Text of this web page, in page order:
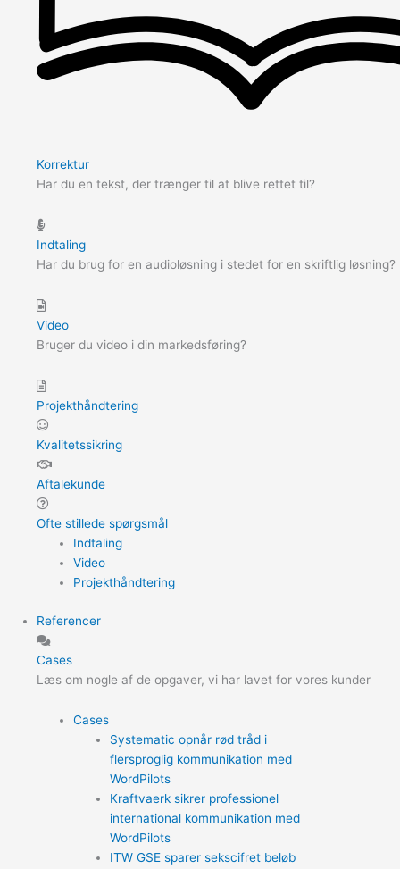
Korrektur
Har du en tekst, der trænger til at blive rettet til?
Indtaling
Har du brug for en audioløsning i stedet for en skriftlig løsning?
Video
Bruger du video i din markedsføring?
Projekthåndtering
Kvalitetssikring
Aftalekunde
Ofte stillede spørgsmål
Indtaling
Video
Projekthåndtering
Referencer
Cases
Læs om nogle af de opgaver, vi har lavet for vores kunder
Cases
Systematic opnår rød tråd i
flersproglig kommunikation med
WordPilots
Kraftvaerk sikrer professionel
international kommunikation med
WordPilots
ITW GSE sparer sekscifret beløb